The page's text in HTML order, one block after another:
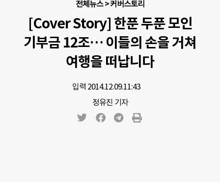
전체뉴스>커버스토리
[Cover Story] 한푼 두푼 모인
기부금 12조… 이들의 손을 거쳐
여행을 떠납니다
입력 2014.12.09.11:43
정유진 기자